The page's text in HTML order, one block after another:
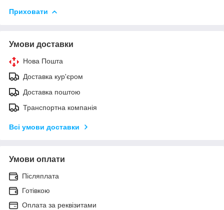
Приховати
Умови доставки
Нова Пошта
Доставка кур'єром
Доставка поштою
Транспортна компанія
Всі умови доставки
Умови оплати
Післяплата
Готівкою
Оплата за реквізитами